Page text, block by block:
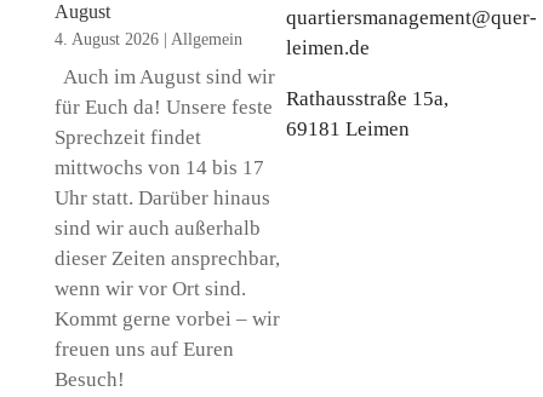
August
4. August 2026| Allgemein
Auch im August sind wir
für Euch da! Unsere feste
Sprechzeit findet
mittwochs von 14 bis 17
Uhr statt. Darüber hinaus
sind wir auch außerhalb
dieser Zeiten ansprechbar,
wenn wir vor Ort sind.
Kommt gerne vorbei – wir
freuen uns auf Euren
Besuch!
quartiersmanagement@quer-
leimen.de
Rathausstraße 15a,
69181 Leimen